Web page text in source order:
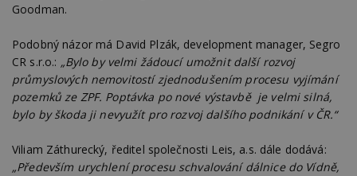
Goodman.
Podobný názor má David Plzák, development manager, Segro
CR s.r.o.: „Bylo by velmi žádoucí umožnit další rozvoj
průmyslových nemovitostí zjednodušením procesu vyjímání
pozemků ze ZPF. Poptávka po nové výstavbě je velmi silná,
bylo by škoda ji nevyužít pro rozvoj dalšího podnikání v ČR.“
Viliam Záthurecký, ředitel společnosti Leis, a.s. dále dodává:
„Především urychlení procesu schvalování dálnice do Vídně,